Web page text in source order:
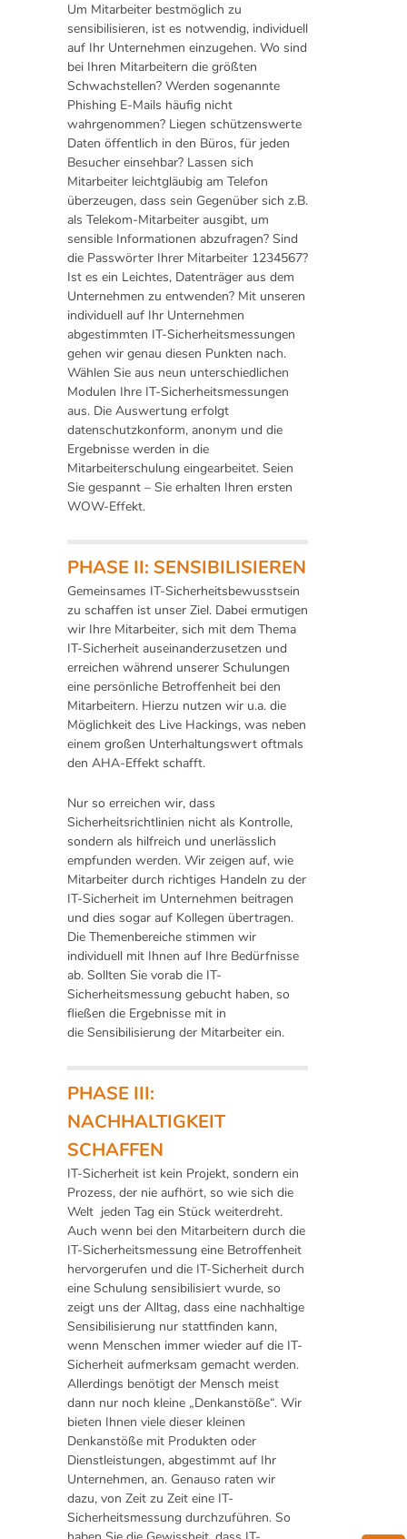
Um Mitarbeiter bestmöglich zu
sensibilisieren, ist es notwendig, individuell
auf Ihr Unternehmen einzugehen. Wo sind
bei Ihren Mitarbeitern die größten
Schwachstellen? Werden sogenannte
Phishing E-Mails häufig nicht
wahrgenommen? Liegen schützenswerte
Daten öffentlich in den Büros, für jeden
Besucher einsehbar? Lassen sich
Mitarbeiter leichtgläubig am Telefon
überzeugen, dass sein Gegenüber sich z.B.
als Telekom-Mitarbeiter ausgibt, um
sensible Informationen abzufragen? Sind
die Passwörter Ihrer Mitarbeiter 1234567?
Ist es ein Leichtes, Datenträger aus dem
Unternehmen zu entwenden? Mit unseren
individuell auf Ihr Unternehmen
abgestimmten IT-Sicherheitsmessungen
gehen wir genau diesen Punkten nach.
Wählen Sie aus neun unterschiedlichen
Modulen Ihre IT-Sicherheitsmessungen
aus. Die Auswertung erfolgt
datenschutzkonform, anonym und die
Ergebnisse werden in die
Mitarbeiterschulung eingearbeitet. Seien
Sie gespannt – Sie erhalten Ihren ersten
WOW-Effekt.
PHASE II: SENSIBILISIEREN
Gemeinsames IT-Sicherheitsbewusstsein
zu schaffen ist unser Ziel. Dabei ermutigen
wir Ihre Mitarbeiter, sich mit dem Thema
IT-Sicherheit auseinanderzusetzen und
erreichen während unserer Schulungen
eine persönliche Betroffenheit bei den
Mitarbeitern. Hierzu nutzen wir u.a. die
Möglichkeit des Live Hackings, was neben
einem großen Unterhaltungswert oftmals
den AHA-Effekt schafft.
Nur so erreichen wir, dass
Sicherheitsrichtlinien nicht als Kontrolle,
sondern als hilfreich und unerlässlich
empfunden werden. Wir zeigen auf, wie
Mitarbeiter durch richtiges Handeln zu der
IT-Sicherheit im Unternehmen beitragen
und dies sogar auf Kollegen übertragen.
Die Themenbereiche stimmen wir
individuell mit Ihnen auf Ihre Bedürfnisse
ab. Sollten Sie vorab die IT-
Sicherheitsmessung gebucht haben, so
fließen die Ergebnisse mit in
die Sensibilisierung der Mitarbeiter ein.
PHASE III:
NACHHALTIGKEIT
SCHAFFEN
IT-Sicherheit ist kein Projekt, sondern ein
Prozess, der nie aufhört, so wie sich die
Welt jeden Tag ein Stück weiterdreht.
Auch wenn bei den Mitarbeitern durch die
IT-Sicherheitsmessung eine Betroffenheit
hervorgerufen und die IT-Sicherheit durch
eine Schulung sensibilisiert wurde, so
zeigt uns der Alltag, dass eine nachhaltige
Sensibilisierung nur stattfinden kann,
wenn Menschen immer wieder auf die IT-
Sicherheit aufmerksam gemacht werden.
Allerdings benötigt der Mensch meist
dann nur noch kleine „Denkanstöße“. Wir
bieten Ihnen viele dieser kleinen
Denkanstöße mit Produkten oder
Dienstleistungen, abgestimmt auf Ihr
Unternehmen, an. Genauso raten wir
dazu, von Zeit zu Zeit eine IT-
Sicherheitsmessung durchzuführen. So